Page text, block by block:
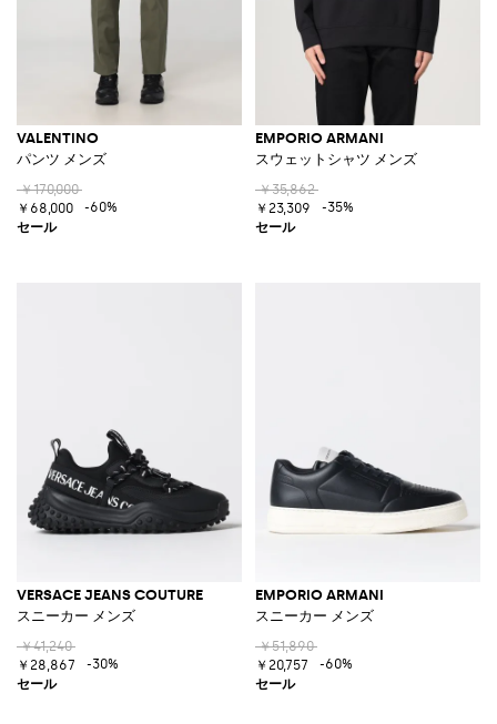
VALENTINO
パンツ メンズ
￥170,000
￥68,000
-60%
EMPORIO ARMANI
スウェットシャツ メンズ
￥35,862
￥23,309
-35%
VERSACE JEANS COUTURE
スニーカー メンズ
￥41,240
￥28,867
-30%
EMPORIO ARMANI
スニーカー メンズ
￥51,890
￥20,757
-60%